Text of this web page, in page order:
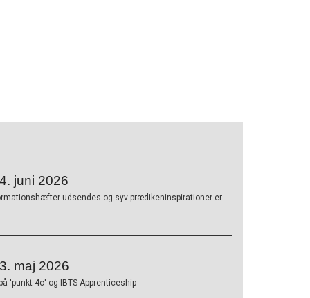
juni 2026
udsendes og syv prædikeninspirationer er
maj 2026
'punkt 4c' og IBTS Apprenticeship